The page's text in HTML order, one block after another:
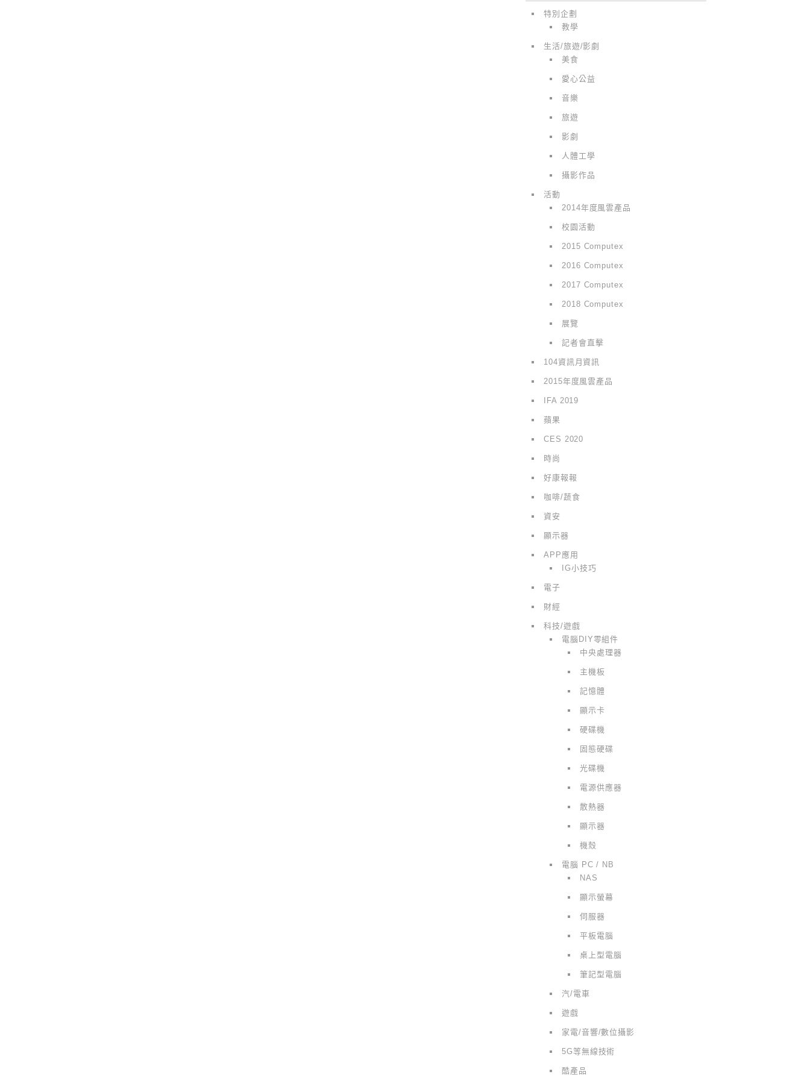
特別企劃
教學
生活/旅遊/影劇
美食
愛心公益
音樂
旅遊
影劇
人體工學
攝影作品
活動
2014年度風雲產品
校園活動
2015 Computex
2016 Computex
2017 Computex
2018 Computex
展覽
記者會直擊
104資訊月資訊
2015年度風雲產品
IFA 2019
蘋果
CES 2020
時尚
好康報報
咖啡/蔬食
資安
顯示器
APP應用
IG小技巧
電子
財經
科技/遊戲
電腦DIY零組件
中央處理器
主機板
記憶體
顯示卡
硬碟機
固態硬碟
光碟機
電源供應器
散熱器
顯示器
機殼
電腦 PC / NB
NAS
顯示螢幕
伺服器
平板電腦
桌上型電腦
筆記型電腦
汽/電車
遊戲
家電/音響/數位攝影
5G等無線技術
酷產品